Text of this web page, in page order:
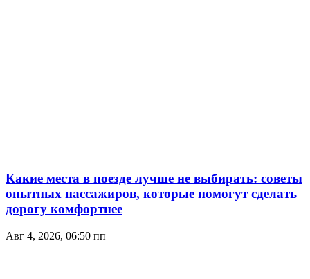
Какие места в поезде лучше не выбирать: советы
опытных пассажиров, которые помогут сделать
дорогу комфортнее
Авг 4, 2026, 06:50 пп